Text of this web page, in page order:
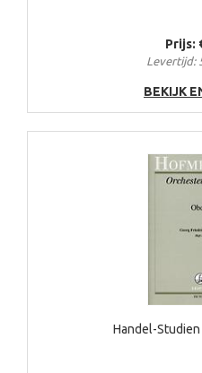
Prijs:
Levertijd:
BEKIJK
Handel-